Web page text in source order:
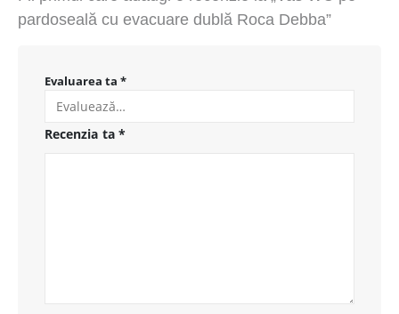
pardoseală cu evacuare dublă Roca Debba”
Evaluarea ta *
Recenzia ta *